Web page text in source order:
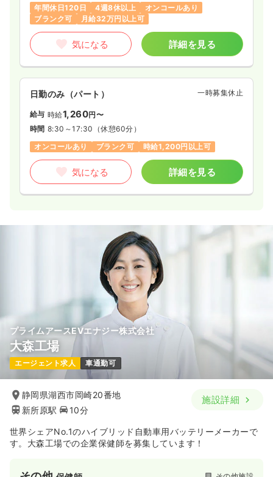
年間休日120日
4週8休以上
オンコールあり
ブランク可
月給32万円以上可
気になる 詳細を見る
日勤のみ（パート） 一時募集休止
給与 時給1,260円〜
時間 8:30～17:30 （休憩60分）
オンコールあり
ブランク可 時給1,200円以上可
気になる 詳細を見る
プライムアースEVエナジー株式会社
大森工場
エージェント求人 車通勤可
静岡県湖西市岡崎20番地
新所原駅
10分
施設詳細
世界シェアNo.1のハイブリッド自動車用バッテリーメーカーで
す。大森工場での企業保健師を募集しています！